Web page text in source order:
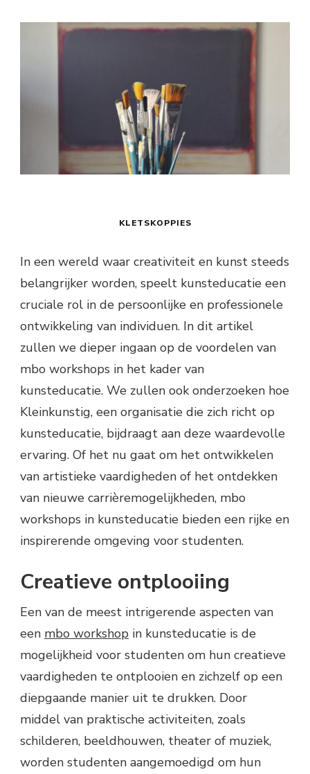
KLETSKOPPIES
In een wereld waar creativiteit en kunst steeds
belangrijker worden, speelt kunsteducatie een
cruciale rol in de persoonlijke en professionele
ontwikkeling van individuen. In dit artikel
zullen we dieper ingaan op de voordelen van
mbo workshops in het kader van
kunsteducatie. We zullen ook onderzoeken hoe
Kleinkunstig, een organisatie die zich richt op
kunsteducatie, bijdraagt aan deze waardevolle
ervaring. Of het nu gaat om het ontwikkelen
van artistieke vaardigheden of het ontdekken
van nieuwe carrièremogelijkheden, mbo
workshops in kunsteducatie bieden een rijke en
inspirerende omgeving voor studenten.
Creatieve ontplooiing
Een van de meest intrigerende aspecten van
een mbo workshop in kunsteducatie is de
mogelijkheid voor studenten om hun creatieve
vaardigheden te ontplooien en zichzelf op een
diepgaande manier uit te drukken. Door
middel van praktische activiteiten, zoals
schilderen, beeldhouwen, theater of muziek,
worden studenten aangemoedigd om hun